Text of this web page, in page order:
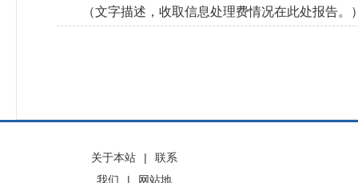
（文字描述，收取信息处理费情况在此处报告。
关于本站 |
联系
我们
| 网站地